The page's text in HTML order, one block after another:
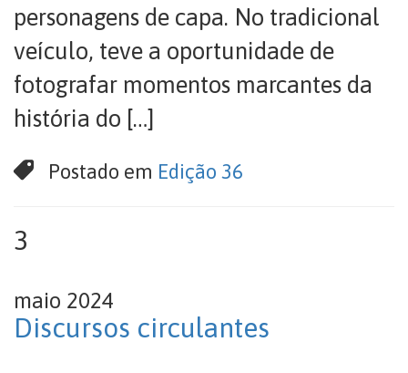
personagens de capa. No tradicional
veículo, teve a oportunidade de
fotografar momentos marcantes da
história do […]
Postado em Edição 36
3
maio 2024
Discursos circulantes